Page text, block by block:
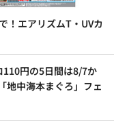
！エアリズムT・UVカ
110円の5日間は8/7か
地中海本まぐろ」フェ